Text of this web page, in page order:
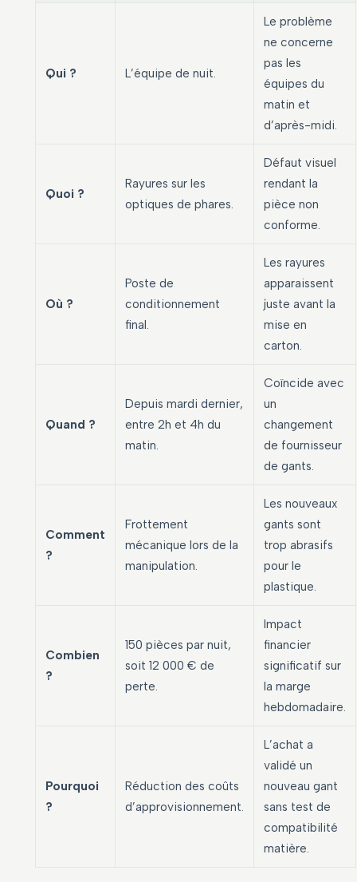
Qui ? L’équipe de nuit.
Le problème
ne concerne
pas les
équipes du
matin et
d’après-midi.
Quoi ?
Rayures sur les
optiques de phares.
Défaut visuel
rendant la
pièce non
conforme.
Où ?
Poste de
conditionnement
final.
Les rayures
apparaissent
juste avant la
mise en
carton.
Quand ?
Depuis mardi dernier,
entre 2h et 4h du
matin.
Coïncide avec
un
changement
de fournisseur
de gants.
Comment
?
Frottement
mécanique lors de la
manipulation.
Les nouveaux
gants sont
trop abrasifs
pour le
plastique.
Combien
?
150 pièces par nuit,
soit 12 000 € de
perte.
Impact
financier
significatif sur
la marge
hebdomadaire.
Pourquoi
?
Réduction des coûts
d’approvisionnement.
L’achat a
validé un
nouveau gant
sans test de
compatibilité
matière.